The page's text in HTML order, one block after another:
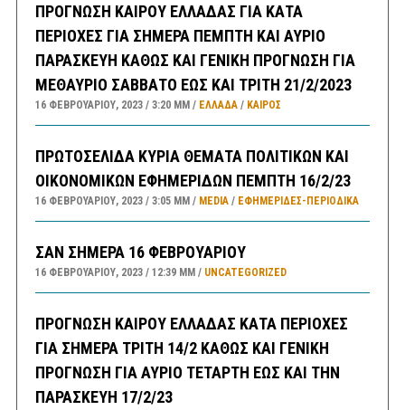
ΠΡΟΓΝΩΣΗ ΚΑΙΡΟΥ ΕΛΛΑΔΑΣ ΓΙΑ ΚΑΤΑ
ΠΕΡΙΟΧΕΣ ΓΙΑ ΣΗΜΕΡΑ ΠΕΜΠΤΗ ΚΑΙ ΑΥΡΙΟ
ΠΑΡΑΣΚΕΥΗ ΚΑΘΩΣ ΚΑΙ ΓΕΝΙΚΗ ΠΡΟΓΝΩΣΗ ΓΙΑ
ΜΕΘΑΥΡΙΟ ΣΑΒΒΑΤΟ ΕΩΣ ΚΑΙ ΤΡΙΤΗ 21/2/2023
16 ΦΕΒΡΟΥΑΡΊΟΥ, 2023 3:20 ΜΜ ΕΛΛΑΔA/ ΚΑΙΡΌΣ
ΠΡΩΤΟΣΕΛΙΔΑ ΚΥΡΙΑ ΘΕΜΑΤΑ ΠΟΛΙΤΙΚΩΝ ΚΑΙ
ΟΙΚΟΝΟΜΙΚΩΝ ΕΦΗΜΕΡΙΔΩΝ ΠΕΜΠΤΗ 16/2/23
16 ΦΕΒΡΟΥΑΡΊΟΥ, 2023 3:05 ΜΜ MEDIA/ ΕΦΗΜΕΡΊΔΕΣ-ΠΕΡΙΟΔΙΚΆ
ΣΑΝ ΣΗΜΕΡΑ 16 ΦΕΒΡΟΥΑΡΙΟΥ
16 ΦΕΒΡΟΥΑΡΊΟΥ, 2023 12:39 ΜΜ UNCATEGORIZED
ΠΡΟΓΝΩΣΗ ΚΑΙΡΟΥ ΕΛΛΑΔΑΣ ΚΑΤΑ ΠΕΡΙΟΧΕΣ
ΓΙΑ ΣΗΜΕΡΑ ΤΡΙΤΗ 14/2 ΚΑΘΩΣ ΚΑΙ ΓΕΝΙΚΗ
ΠΡΟΓΝΩΣΗ ΓΙΑ ΑΥΡΙΟ ΤΕΤΑΡΤΗ ΕΩΣ ΚΑΙ ΤΗΝ
ΠΑΡΑΣΚΕΥΗ 17/2/23